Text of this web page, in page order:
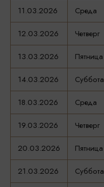
11.03.2026 Среда
12.03.2026 Четверг
13.03.2026 Пятница
14.03.2026 Суббота
18.03.2026 Среда
19.03.2026 Четверг
20.03.2026 Пятница
21.03.2026 Суббота